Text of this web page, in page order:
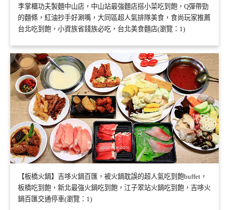
李掌櫃功夫製麵中山店，中山站最強麵店搭小菜吃到飽，Q彈帶勁
的麵條，紅油抄手好涮嘴，大同區超人氣排隊美食，食尚玩家推薦
台北吃到飽，小資族省錢族必吃，台北美食麵店(瀏覽：1)
【板橋火鍋】吉哆火鍋百匯，被火鍋耽誤的超人氣吃到飽buffet，
板橋吃到飽，新北最強火鍋吃到飽，江子翠站火鍋吃到飽，吉哆火
鍋百匯交通停車(瀏覽：1)